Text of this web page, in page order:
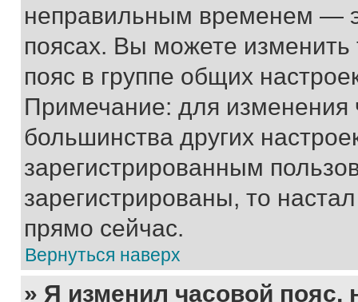
неправильным временем —
поясах. Вы можете изменить
пояс в группе общих
Примечание: для изменения
большинства других
зарегистрированным
зарегистрированы, то
прямо сейчас.
Вернуться наверх
» Я изменил часовой пояс,